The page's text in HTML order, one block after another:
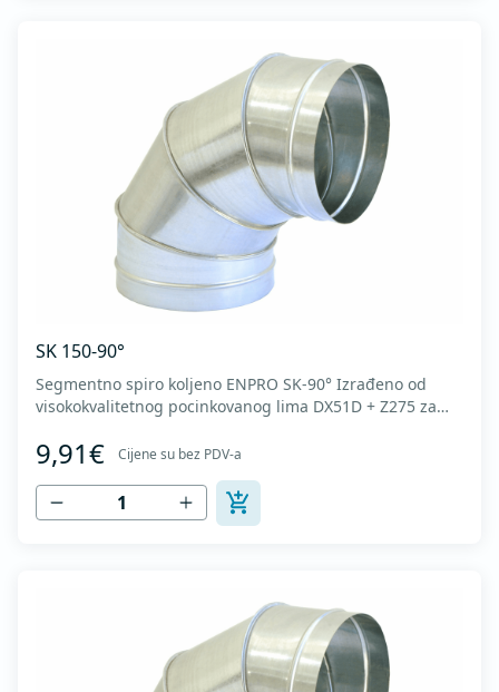
SK 150-90°
Segmentno spiro koljeno ENPRO SK-90° Izrađeno od
visokokvalitetnog pocinkovanog lima DX51D + Z275 za
1506 I MEST EN 12237.
9,91€ Cijene su bez PDV-a